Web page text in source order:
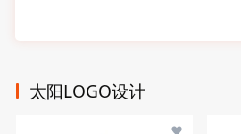
太阳LOGO设计